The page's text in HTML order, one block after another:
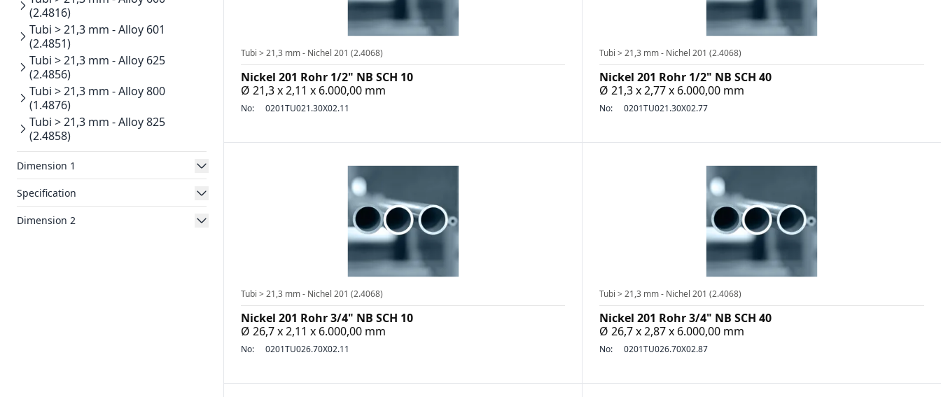
(2.4816)
Tubi > 21,3 mm - Alloy 601
(2.4851)
Tubi > 21,3 mm - Alloy 625
(2.4856)
Tubi > 21,3 mm - Alloy 800
(1.4876)
Tubi > 21,3 mm - Alloy 825
(2.4858)
Dimension 1
Specification
Dimension 2
Tubi > 21,3 mm - Nichel 201 (2.4068)
Nickel 201 Rohr 1/2" NB SCH 10
Ø 21,3 x 2,11 x 6.000,00 mm
No: 0201TU021.30X02.11
Tubi > 21,3 mm - Nichel 201 (2.4068)
Nickel 201 Rohr 1/2" NB SCH 40
Ø 21,3 x 2,77 x 6.000,00 mm
No: 0201TU021.30X02.77
Tubi > 21,3 mm - Nichel 201 (2.4068)
Nickel 201 Rohr 3/4" NB SCH 10
Ø 26,7 x 2,11 x 6.000,00 mm
No: 0201TU026.70X02.11
Tubi > 21,3 mm - Nichel 201 (2.4068)
Nickel 201 Rohr 3/4" NB SCH 40
Ø 26,7 x 2,87 x 6.000,00 mm
No: 0201TU026.70X02.87